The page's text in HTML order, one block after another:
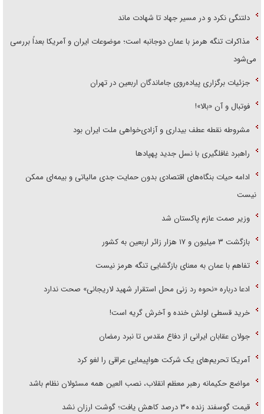
دلتنگی نکرد و در مسیر جهاد تا شهادت ماند
مذاکرات تنگه هرمز با عمان دوجانبه است؛ موضوعات ایران و آمریکا بعداً بررسی
می‌شود
جزئیات برگزاری پیاده‌روی جاماندگان اربعین در تهران
فوتبال و آن «بالا»!
مشروطه نقطه عطف بیداری و آزادی‌خواهی ملت ایران بود
راهبرد غافلگیری با نسل جدید پهپاد‌ها
ادامه حیات بنگاه‌های اقتصادی بدون حمایت جدی مالیاتی و بیمه‌ای ممکن
نیست
وزیر صمت عازم پاکستان شد
بازگشت ۳ میلیون و ۱۷ هزار زائر اربعین به کشور
تفاهم با عمان به معنای بازگشایی تنگه هرمز نیست
ادعا درباره «نحوه رد زنی محل استقرار شهید لاریجانی» صحت ندارد
خرید قسطی اولش خنده و آخرش گریه است!
جولان عقابان ایرانی از دفاع مقدس تا نبرد رمضان
آمریکا تحریم‌های یک شرکت هواپیمایی عراقی را لغو کرد
مواضع حکیمانه رهبر معظم انقلاب، نصب العین همه مسئولان نظام باشد
قیمت گوسفند زنده ۳۰ درصد کاهش یافت؛ گوشت ارزان نشد